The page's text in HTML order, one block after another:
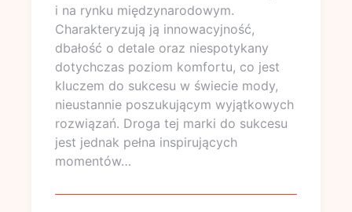
i na rynku międzynarodowym.
Charakteryzują ją innowacyjność,
dbałość o detale oraz niespotykany
dotychczas poziom komfortu, co jest
kluczem do sukcesu w świecie mody,
nieustannie poszukującym wyjątkowych
rozwiązań. Droga tej marki do sukcesu
jest jednak pełna inspirujących
momentów…